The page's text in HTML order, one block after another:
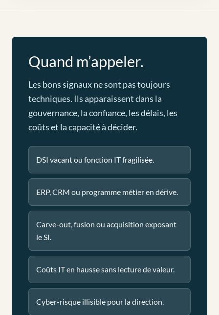
Quand m’appeler.
Les bons signaux ne sont pas toujours
techniques. Ils apparaissent dans la
gouvernance, la confiance, les délais, les
coûts et la capacité à décider.
DSI vacant ou fonction IT fragilisée.
ERP, CRM ou programme métier en dérive.
Carve-out, fusion ou acquisition exposant
le SI.
Coûts IT en hausse sans lecture de valeur.
Cyber-risque illisible pour la direction.